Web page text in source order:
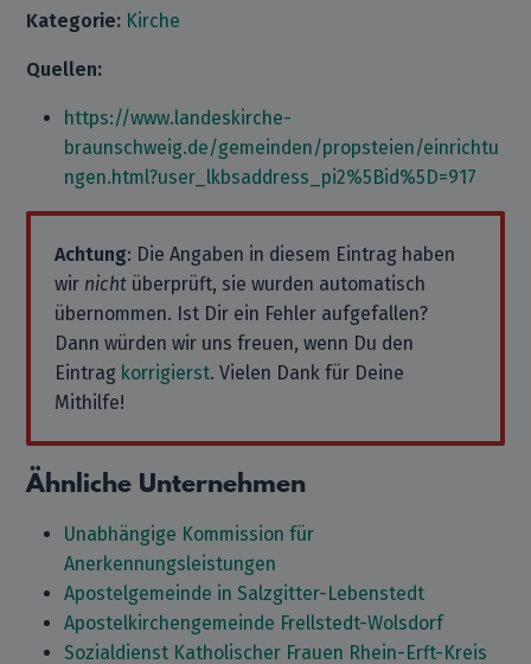
Kategorie: Kirche
Quellen:
https://www.landeskirche-
braunschweig.de/gemeinden/propsteien/einrichtu
ngen.html?user_lkbsaddress_pi2%5Bid%5D=917
Achtung: Die Angaben in diesem Eintrag haben
wir nicht überprüft, sie wurden automatisch
übernommen. Ist Dir ein Fehler aufgefallen?
Dann würden wir uns freuen, wenn Du den
Eintrag korrigierst. Vielen Dank für Deine
Mithilfe!
Ähnliche Unternehmen
Unabhängige Kommission für
Anerkennungsleistungen
Apostelgemeinde in Salzgitter-Lebenstedt
Apostelkirchengemeinde Frellstedt-Wolsdorf
Sozialdienst Katholischer Frauen Rhein-Erft-Kreis